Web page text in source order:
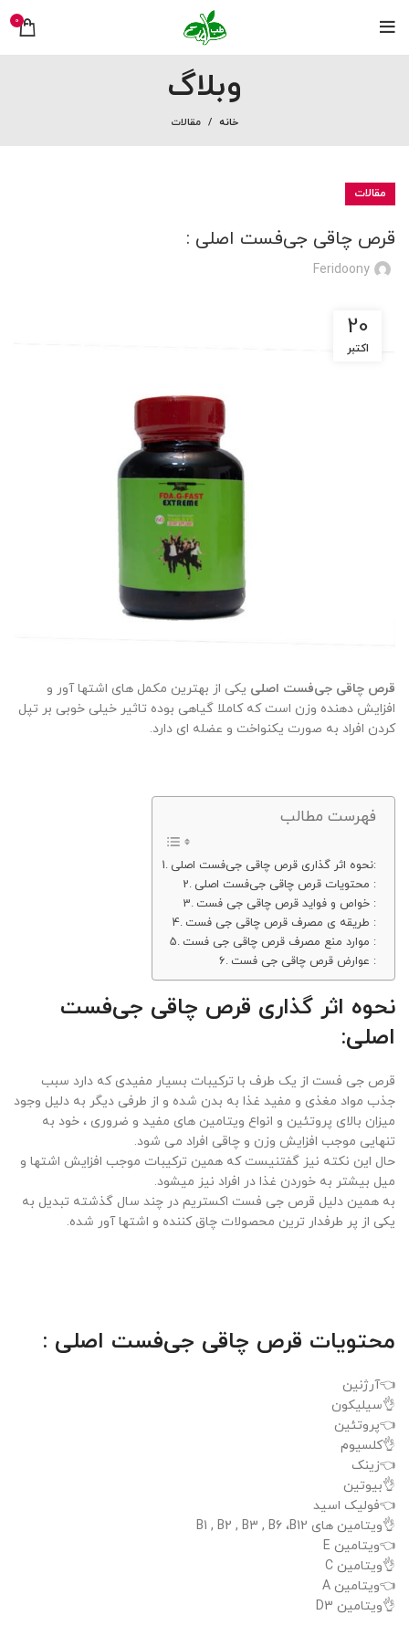
0
وبلاگ
خانه مقالات
مقالات
قرص چاقی جی‌فست اصلی :
Feridoony
20
اکتبر
قرص چاقی جی‌فست اصلی یکی از بهترین مکمل های اشتها آور و
افزایش دهنده وزن است که کاملا گیاهی بوده تاثیر خیلی خوبی بر تپل
کردن افراد به صورت یکنواخت و عضله ای دارد.
فهرست مطالب
نحوه اثر گذاری قرص چاقی جی‌فست اصلی:
محتویات قرص چاقی جی‌فست اصلی :
خواص و فواید قرص چاقی جی فست :
طریقه ی مصرف قرص چاقی جی فست :
موارد منع مصرف قرص چاقی جی فست :
عوارض قرص چاقی جی فست :
نحوه اثر گذاری قرص چاقی جی‌فست
اصلی:
قرص جی فست از یک طرف با ترکیبات بسیار مفیدی که دارد سبب
جذب مواد مغذی و مفید غذا به بدن شده و از طرفی دیگر به دلیل وجود
میزان بالای پروتئین و انواع ویتامین های مفید و ضروری ، خود به
تنهایی موجب افزایش وزن و چاقی افراد می شود.
حال این نکته نیز گفتنیست که همین ترکیبات موجب افزایش اشتها و
میل بیشتر به خوردن غذا در افراد نیز میشود.
به همین دلیل قرص جی فست اکستریم در چند سال گذشته تبدیل به
یکی از پر طرفدار ترین محصولات چاق کننده و اشتها آور شده.
محتویات قرص چاقی جی‌فست اصلی :
👈آرژنین
👌سیلیکون
👈پروتئین
👌کلسیوم
👈زینک
👌بیوتین
👈فولیک اسید
👌ویتامین های B1 , B2 , B3 , B6 ،B12
👈ویتامین E
👌ویتامین C
👈ویتامین A
👌ویتامین D3